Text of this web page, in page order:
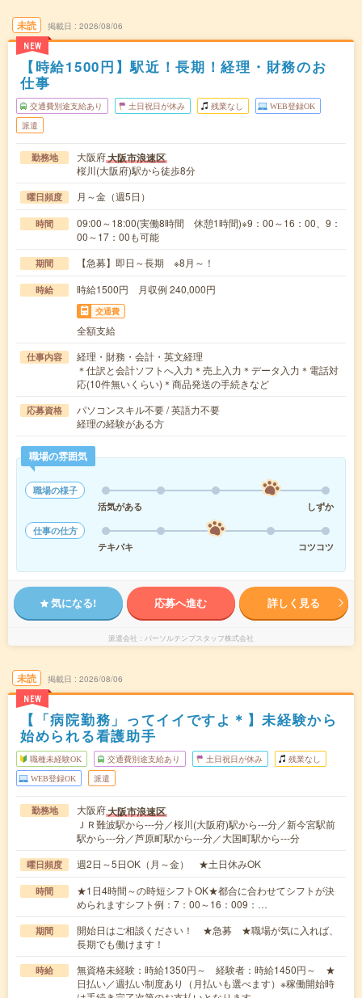
未読
NEW
掲載日 2026/08/06
【時給1500円】駅近！長期！経理・財務のお
仕事
交通費別途支給あり 土日祝日が休み 残業なし WEB登録OK
派遣
勤務地 大阪府大阪市浪速区
桜川(大阪府)駅から徒歩8分
曜日頻度 月～金（週5日）
時間
09:00～18:00(実働8時間 休憩1時間)※9：00～16：00、9：
00～17：00も可能
期間 【急募】即日～長期 ※8月～！
時給 時給1500円 月収例 240,000円
交通費
全額支給
仕事内容
経理・財務・会計・英文経理
＊仕訳と会計ソフトへ入力＊売上入力＊データ入力＊電話対
応(10件無いくらい)＊商品発送の手続きなど
応募資格
パソコンスキル不要 / 英語力不要
経理の経験がある方
職場の雰囲気
職場の様子
活気がある
しずか
仕事の仕方
テキパキ
コツコツ
気になる! 応募へ進む 詳しく見る
派遣会社 パーソルテンプスタッフ株式会社
未読
NEW
掲載日 2026/08/06
【「病院勤務」ってイイですよ＊】未経験から
始められる看護助手
職種未経験OK 交通費別途支給あり 土日祝日が休み 残業なし
WEB登録OK 派遣
勤務地 大阪府大阪市浪速区
ＪＲ難波駅から---分／桜川(大阪府)駅から---分／新今宮駅前
駅から---分／芦原町駅から---分／大国町駅から---分
曜日頻度 週2日～5日OK（月～金） ★土日休みOK
時間
★1日4時間～の時短シフトOK★都合に合わせてシフトが決
められますシフト例：7：00～16：009：…
期間
開始日はご相談ください！ ★急募 ★職場が気に入れば、
長期でも働けます！
時給
無資格未経験：時給1350円～ 経験者：時給1450円～ ★
日払い／週払い制度あり（月払いも選べます）※稼働開始時